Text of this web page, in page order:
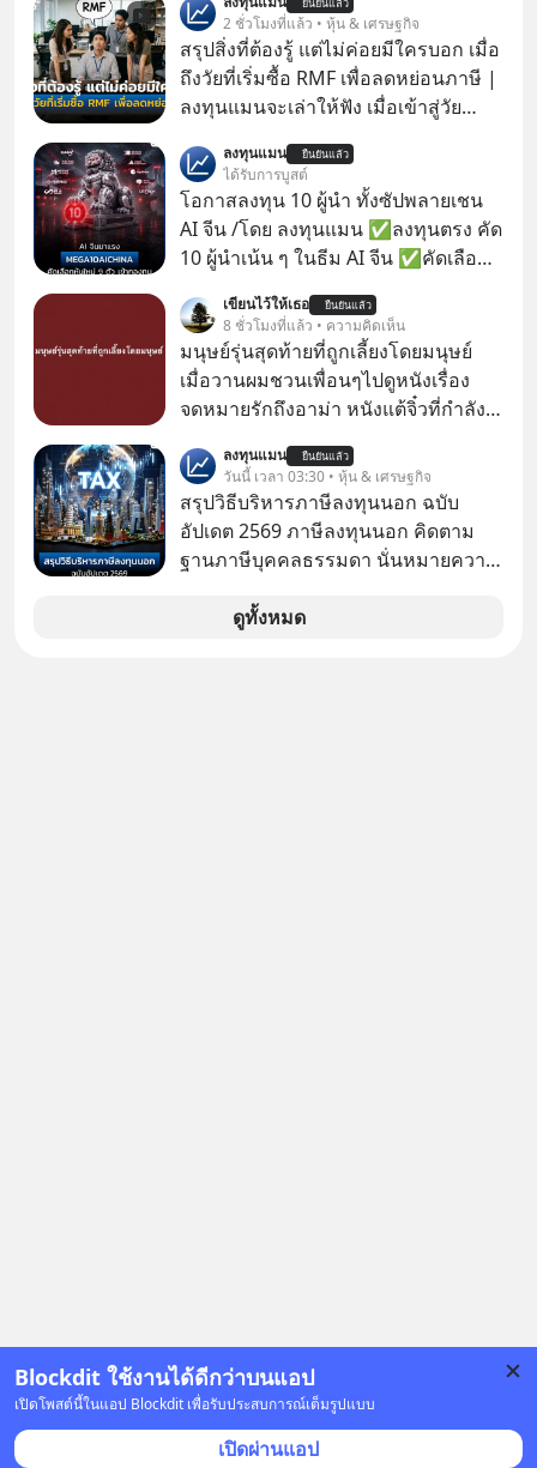
Blockdit ใช้งานได้ดีกว่าบนแอป
เปิดโพสต์นี้ในแอป Blockdit เพื่อรับประสบการณ์เต็มรูปแบบ
เปิดผ่านแอป
2 ชั่วโมงที่แล้ว • หุ้น & เศรษฐกิจ
สรุปสิ่งที่ต้องรู้ แต่ไม่ค่อยมีใครบอก เมื่อ
ถึงวัยที่เริ่มซื้อ RMF เพื่อลดหย่อนภาษี |
ลงทุนแมนจะเล่าให้ฟัง เมื่อเข้าสู่วัย
ภาษี หลายคนมักได้รับคำแนะนำให้
ลงทุนใน RMF เพราะนอกจากจะช่วยลด
หย่อนภาษีได้แล้ว ยังเป็นโอกาสในการ
สร้างความมั่งคั่งระยะยาว แต่น้อยคน
นักที่จะลงลึกว่า ถ้าลงทุนใน RMF ควรรู้
อะไรบ้าง ควรดู ตรงไหน ทำอย่างไร ถึง
จะดีกับเรา แล้วเราควรรู้ข้อมูลอะไร
เกี่ยวกับ RMF บ้าง เพื่อให้นำไปใช้ต่อได้
จริง ๆ ลงทุนแมนจะเล่าให้ฟัง
ลงทุนแมน ยืนยันแล้ว
ได้รับการบูสต์
โอกาสลงทุน 10 ผู้นำ ทั้งซัปพลายเชน
AI จีน /โดย ลงทุนแมน ✅ลงทุนตรง คัด
10 ผู้นำเน้น ๆ ในธีม AI จีน ✅คัดเลือก
เจ้าของผู้นำ AI จีน ตั้งแต่โรงงานผลิตชิป
หน่วยความจำ โมเดล AI ยันหุ่นยนต์
✅ได้การรับยกเว้นภาษี Capital Gain
ตามกฎหมายภาษีของประเทศไทย
เขียนไว้ให้เธอ ยืนยันแล้ว
8 ชั่วโมงที่แล้ว • ความคิดเห็น
มนุษย์รุ่นสุดท้ายที่ถูกเลี้ยงโดยมนุษย์
เมื่อวานผมชวนเพื่อนๆไปดูหนังเรื่อง
จดหมายรักถึงอาม่า หนังแต้จิ๋วที่กำลัง
ป๊าผมเห็นโปสเตอร์หนังเรื่องนี้หลาย
เดือนก่อนและอยากดูมาก ด้วยเพราะว่า
อากงก็มาจากเมืองจีน ป๊าก็พูดแต้จิ๋วได้
มีเรื่องราวมีความผูกพันที่ได้ยินตั้งแต่
ลงทุนแมน ยืนยันแล้ว
วันนี้ เวลา 03:30 • หุ้น & เศรษฐกิจ
สรุปวิธีบริหารภาษีลงทุนนอก ฉบับ
อัปเดต 2569 ภาษีลงทุนนอก คิดตาม
ฐานภาษีบุคคลธรรมดา นั่นหมายความ
ดูทั้งหมด
โฆษณา